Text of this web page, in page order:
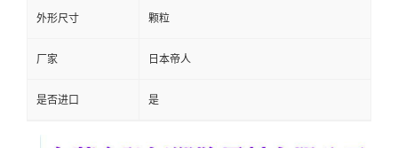
外形尺寸 颗粒
厂家 日本帝人
是否进口 是